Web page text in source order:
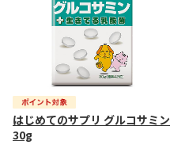
はじめてのサプリ グルコサミン
30g